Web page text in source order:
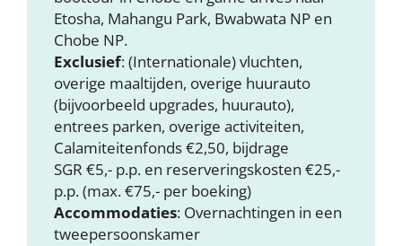
Etosha, Mahangu Park, Bwabwata NP en
Chobe NP.
Exclusief: (Internationale) vluchten,
overige maaltijden, overige huurauto
(bijvoorbeeld upgrades, huurauto),
entrees parken, overige activiteiten,
Calamiteitenfonds €2,50, bijdrage
SGR €5,- p.p. en reserveringskosten €25,-
p.p. (max. €75,- per boeking)
Accommodaties: Overnachtingen in een
tweepersoonskamer